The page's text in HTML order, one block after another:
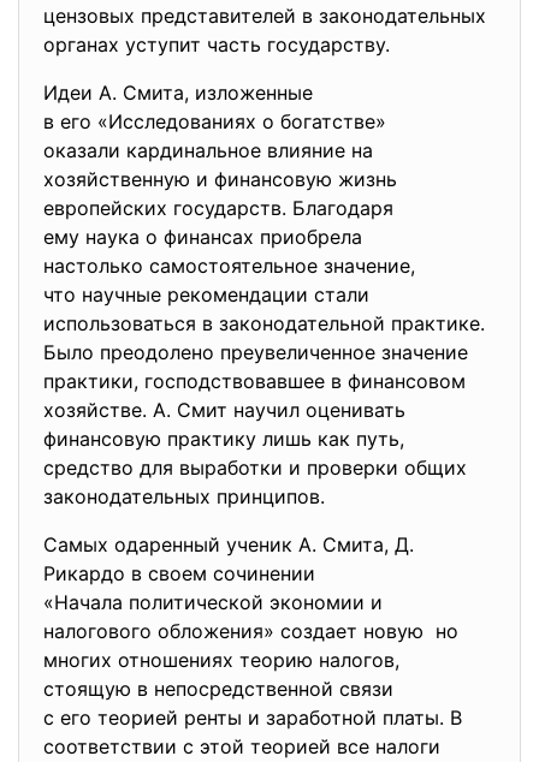
цензовых представителей в законодательных
органах уступит часть государству.
Идеи А. Смита, изложенные
в его «Исследованиях о богатстве»
оказали кардинальное влияние на
хозяйственную и финансовую жизнь
европейских государств. Благодаря
ему наука о финансах приобрела
настолько самостоятельное значение,
что научные рекомендации стали
использоваться в законодательной практике.
Было преодолено преувеличенное значение
практики, господствовавшее в финансовом
хозяйстве. А. Смит научил оценивать
финансовую практику лишь как путь,
средство для выработки и проверки общих
законодательных принципов.
Самых одаренный ученик А. Смита, Д.
Рикардо в своем сочинении
«Начала политической экономии и
налогового обложения» создает новую но
многих отношениях теорию налогов,
стоящую в непосредственной связи
с его теорией ренты и заработной платы. В
соответствии с этой теорией все налоги